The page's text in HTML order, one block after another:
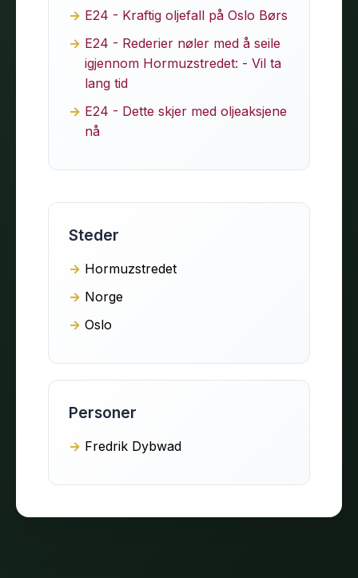
E24 - Kraftig oljefall på Oslo Børs
E24 - Rederier nøler med å seile
igjennom Hormuzstredet: - Vil ta
lang tid
E24 - Dette skjer med oljeaksjene
nå
Steder
Hormuzstredet
Norge
Oslo
Personer
Fredrik Dybwad